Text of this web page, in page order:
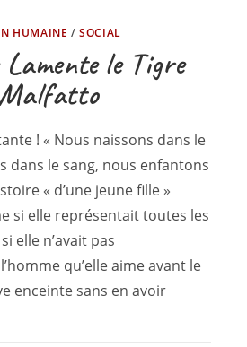
HUMAINE /SOCIAL
Lamente le Tigre
! « Nous naissons dans le
dans le sang, nous enfantons
« d’une jeune fille »
si elle représentait toutes les
elle n’avait pas
qu’elle aime avant le
enceinte sans en avoir